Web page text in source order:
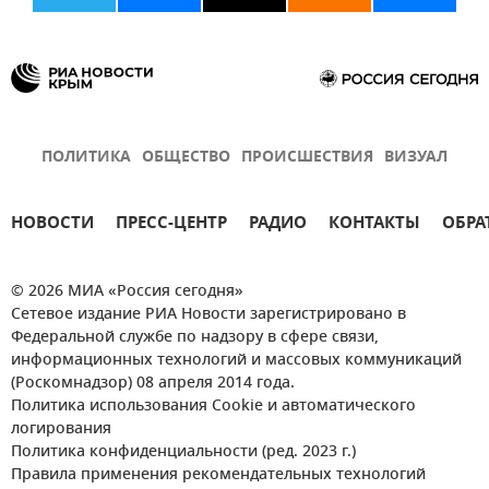
ПОЛИТИКА ОБЩЕСТВО ПРОИСШЕСТВИЯ ВИЗУАЛ
НОВОСТИ ПРЕСС-ЦЕНТР РАДИО КОНТАКТЫ
© 2026 МИА «Россия сегодня»
Сетевое издание РИА Новости зарегистрировано в
Федеральной службе по надзору в сфере связи,
информационных технологий и массовых коммуникаций
(Роскомнадзор) 08 апреля 2014 года.
Политика использования Cookie и автоматического
логирования
Политика конфиденциальности (ред. 2023 г.)
Правила применения рекомендательных технологий